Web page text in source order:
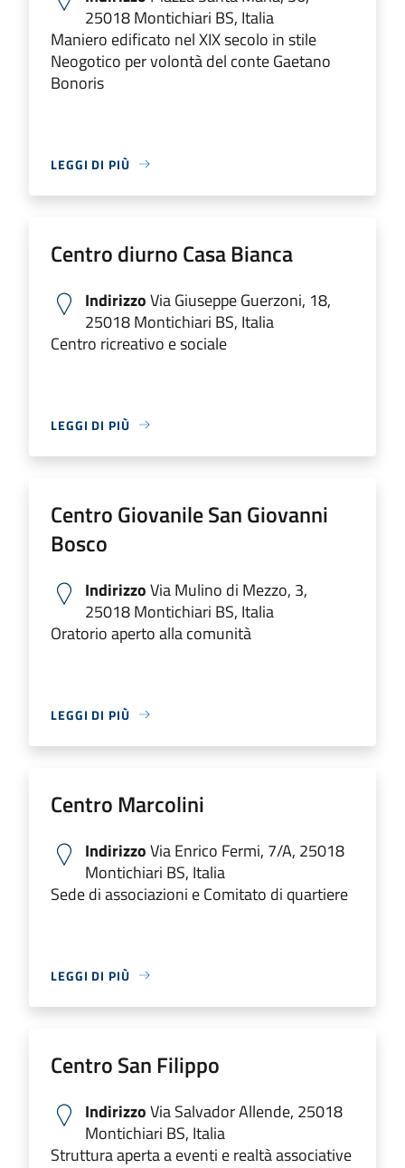
25018 Montichiari BS, Italia
Maniero edificato nel XIX secolo in stile
Neogotico per volontà del conte Gaetano
Bonoris
LEGGI DI PIÙ
Centro diurno Casa Bianca
IndirizzoVia Giuseppe Guerzoni, 18,
25018 Montichiari BS, Italia
Centro ricreativo e sociale
LEGGI DI PIÙ
Centro Giovanile San Giovanni
Bosco
IndirizzoVia Mulino di Mezzo, 3,
25018 Montichiari BS, Italia
Oratorio aperto alla comunità
LEGGI DI PIÙ
Centro Marcolini
IndirizzoVia Enrico Fermi, 7/A, 25018
Montichiari BS, Italia
Sede di associazioni e Comitato di quartiere
LEGGI DI PIÙ
Centro San Filippo
IndirizzoVia Salvador Allende, 25018
Montichiari BS, Italia
Struttura aperta a eventi e realtà associative